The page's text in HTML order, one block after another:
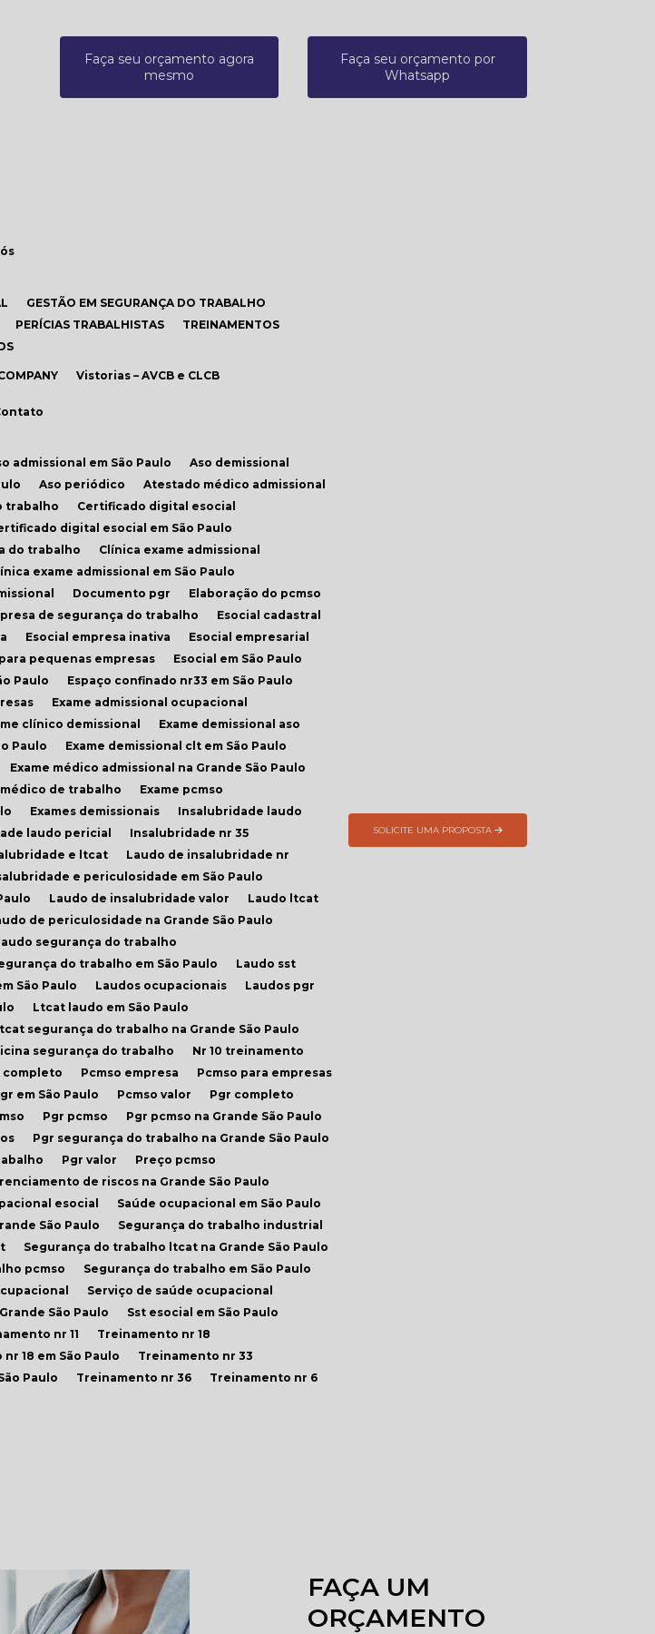
Faça seu orçamento agora
mesmo
Faça seu orçamento por
Whatsapp
GESTÃO EM SEGURANÇA DO TRABALHO
PERÍCIAS TRABALHISTAS
TREINAMENTOS
Vistorias – AVCB e CLCB
Contato
admissional em São Paulo
Aso demissional
Aso periódico
Atestado médico admissional
trabalho
Certificado digital esocial
digital esocial em São Paulo
do trabalho
Clínica exame admissional
exame admissional em São Paulo
Documento pgr
Elaboração do pcmso
de segurança do trabalho
Esocial cadastral
Esocial empresa inativa
Esocial empresarial
para pequenas empresas
Esocial em São Paulo
Paulo
Espaço confinado nr33 em São Paulo
Exame admissional ocupacional
clínico demissional
Exame demissional aso
Paulo
Exame demissional clt em São Paulo
Exame médico admissional na Grande São Paulo
médico de trabalho
Exame pcmso
Exames demissionais
Insalubridade laudo
laudo pericial
Insalubridade nr 35
e ltcat
Laudo de insalubridade nr
e periculosidade em São Paulo
Laudo de insalubridade valor
Laudo ltcat
de periculosidade na Grande São Paulo
Laudo segurança do trabalho
do trabalho em São Paulo
Laudo sst
São Paulo Laudos ocupacionais
Laudos pgr
Ltcat laudo em São Paulo
Ltcat segurança do trabalho na Grande São Paulo
segurança do trabalho
Nr 10 treinamento
completo Pcmso empresa
Pcmso para empresas
em São Paulo Pcmso valor
Pgr completo
Pgr pcmso
Pgr pcmso na Grande São Paulo
Pgr segurança do trabalho na Grande São Paulo
Pgr valor
Preço pcmso
de riscos na Grande São Paulo
esocial
Saúde ocupacional em São Paulo
São Paulo
Segurança do trabalho industrial
Segurança do trabalho ltcat na Grande São Paulo
pcmso
Segurança do trabalho em São Paulo
Serviço de saúde ocupacional
São Paulo
Sst esocial em São Paulo
nr 11
Treinamento nr 18
nr 18 em São Paulo
Treinamento nr 33
Paulo Treinamento nr 36
Treinamento nr 6
SOLICITE UMA PROPOSTA
FAÇA UM
ORÇAMENTO